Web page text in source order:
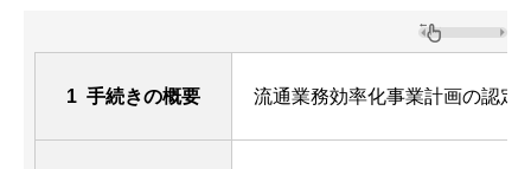
1 手続きの概要 流通業務効率化事業計画の認定